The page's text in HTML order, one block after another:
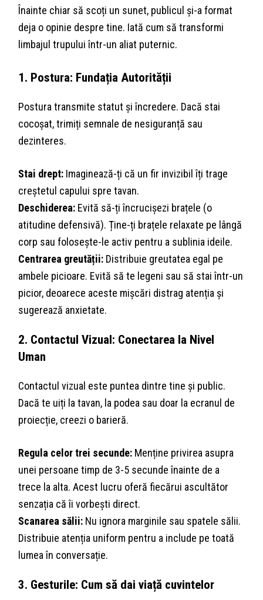
Înainte chiar să scoți un sunet, publicul și-a format
deja o opinie despre tine. Iată cum să transformi
limbajul trupului într-un aliat puternic.
1. Postura: Fundația Autorității
Postura transmite statut și încredere. Dacă stai
cocoșat, trimiți semnale de nesiguranță sau
dezinteres.
Stai drept: Imaginează-ți că un fir invizibil îți trage
creștetul capului spre tavan.
Deschiderea: Evită să-ți încrucișezi brațele (o
atitudine defensivă). Ține-ți brațele relaxate pe lângă
corp sau folosește-le activ pentru a sublinia ideile.
Centrarea greutății: Distribuie greutatea egal pe
ambele picioare. Evită să te legeni sau să stai într-un
picior, deoarece aceste mișcări distrag atenția și
sugerează anxietate.
2. Contactul Vizual: Conectarea la Nivel
Uman
Contactul vizual este puntea dintre tine și public.
Dacă te uiți la tavan, la podea sau doar la ecranul de
proiecție, creezi o barieră.
Regula celor trei secunde: Menține privirea asupra
unei persoane timp de 3-5 secunde înainte de a
trece la alta. Acest lucru oferă fiecărui ascultător
senzația că îi vorbești direct.
Scanarea sălii: Nu ignora marginile sau spatele sălii.
Distribuie atenția uniform pentru a include pe toată
lumea în conversație.
3. Gesturile: Cum să dai viață cuvintelor